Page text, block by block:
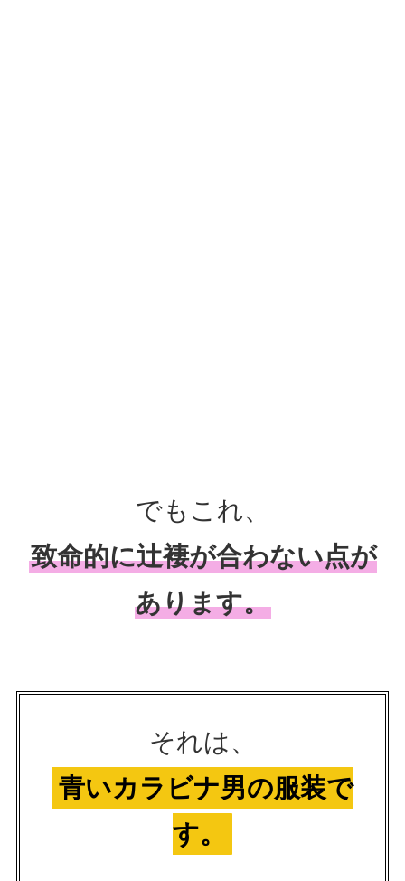
でもこれ、
致命的に辻褄が合わない点が
あります。
それは、
青いカラビナ男の服装で
す。